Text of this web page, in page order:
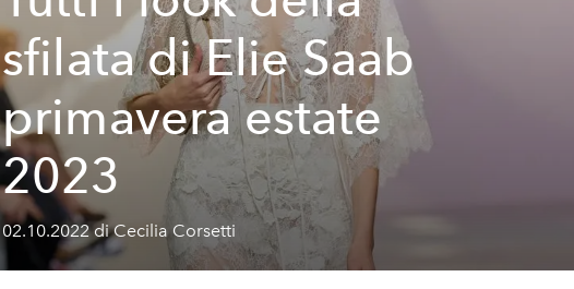
sfilata di Elie Saab
primavera estate
2023
02.10.2022 di Cecilia Corsetti